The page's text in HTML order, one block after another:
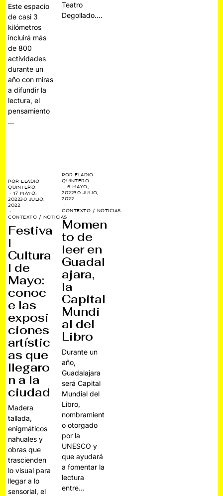
Este espacio
de casi 3
kilómetros
incluirá más
de 800
actividades
durante un
año con miras
a difundir la
lectura, el
pensamiento
…
Teatro
Degollado.…
PORELADIO
QUINTERO
17 MAYO,
202230 JULIO,
2022
CONTEXTO / NOTICIAS
Festiva
l
Cultura
l de
Mayo:
conoc
e las
exposi
ciones
artístic
as que
llegaro
n a la
ciudad
Madera
tallada,
enigmáticos
nahuales y
obras que
trascienden
lo visual para
llegar a lo
sensorial, el
PORELADIO
QUINTERO
6 MAYO,
202230 JULIO,
2022
CONTEXTO / NOTICIAS
Momen
to de
leer en
Guadal
ajara,
la
Capital
Mundi
al del
Libro
Durante un
año,
Guadalajara
será Capital
Mundial del
Libro,
nombramient
o otorgado
por la
UNESCO y
que ayudará
a fomentar la
lectura
entre…